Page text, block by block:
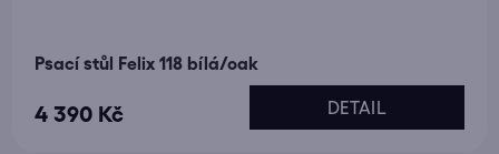
Psací stůl Felix 118 bílá/oak
4 390 Kč DETAIL